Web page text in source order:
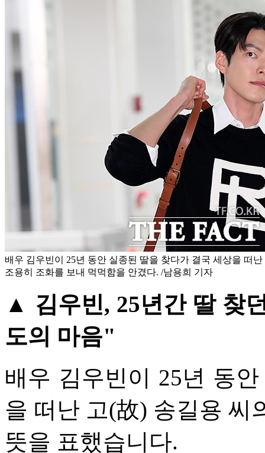
배우 김우빈이 25년 동안 실종된 딸을 찾다가 결국 세상을 떠
조용히 조화를 보내 먹먹함을 안겼다. /남용희 기자
▲ 김우빈, 25년간 딸 찾
도의 마음"
배우 김우빈이 25년 동
을 떠난 고(故) 송길용 씨
뜻을 표했습니다.